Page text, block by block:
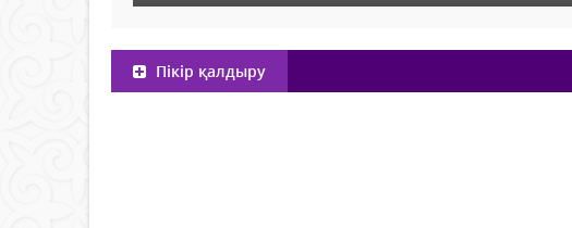
Пікір қалдыру